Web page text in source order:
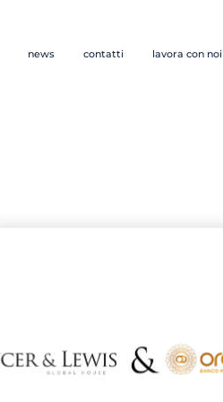
news contatti lavora con noi